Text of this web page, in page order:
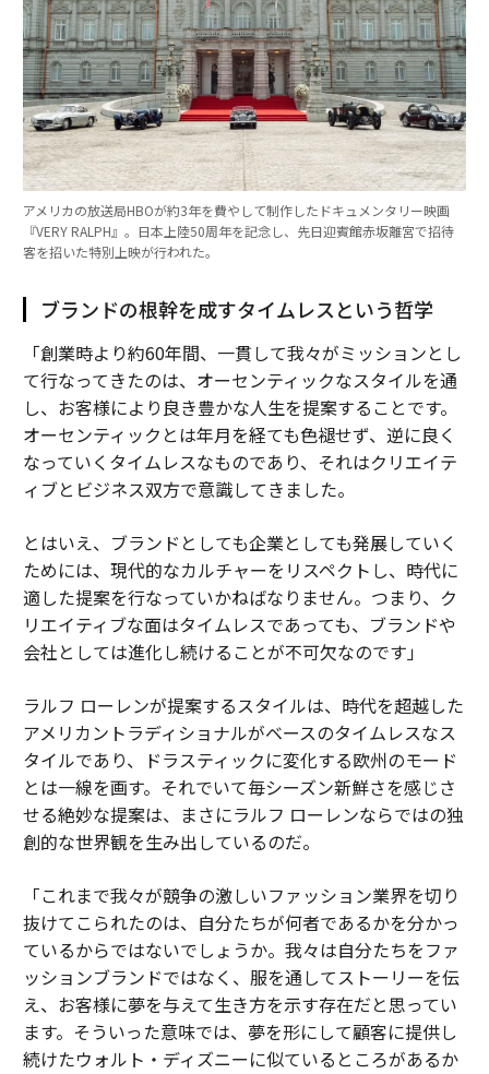
アメリカの放送局HBOが約3年を費やして制作したドキュメンタリー映画
『VERY RALPH』。日本上陸50周年を記念し、先日迎賓館赤坂離宮で招待
客を招いた特別上映が行われた。
ブランドの根幹を成すタイムレスという哲学
「創業時より約60年間、一貫して我々がミッションとし
て行なってきたのは、オーセンティックなスタイルを通
し、お客様により良き豊かな人生を提案することです。
オーセンティックとは年月を経ても色褪せず、逆に良く
なっていくタイムレスなものであり、それはクリエイテ
ィブとビジネス双方で意識してきました。
とはいえ、ブランドとしても企業としても発展していく
ためには、現代的なカルチャーをリスペクトし、時代に
適した提案を行なっていかねばなりません。つまり、ク
リエイティブな面はタイムレスであっても、ブランドや
会社としては進化し続けることが不可欠なのです」
ラルフ ローレンが提案するスタイルは、時代を超越した
アメリカントラディショナルがベースのタイムレスなス
タイルであり、ドラスティックに変化する欧州のモード
とは一線を画す。それでいて毎シーズン新鮮さを感じさ
せる絶妙な提案は、まさにラルフ ローレンならではの独
創的な世界観を生み出しているのだ。
「これまで我々が競争の激しいファッション業界を切り
抜けてこられたのは、自分たちが何者であるかを分かっ
ているからではないでしょうか。我々は自分たちをファ
ッションブランドではなく、服を通してストーリーを伝
え、お客様に夢を与えて生き方を示す存在だと思ってい
ます。そういった意味では、夢を形にして顧客に提供し
続けたウォルト・ディズニーに似ているところがあるか